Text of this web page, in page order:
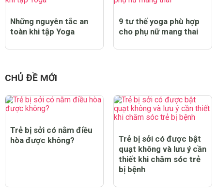
Những nguyên tắc an
toàn khi tập Yoga
9 tư thế yoga phù hợp
cho phụ nữ mang thai
CHỦ ĐỀ MỚI
Trẻ bị sởi có nằm điều
hòa được không?
Trẻ bị sởi có được bật
quạt không và lưu ý cần
thiết khi chăm sóc trẻ
bị bệnh